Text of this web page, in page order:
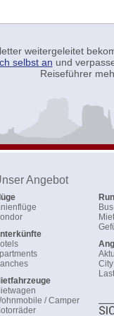
weitergeleitet
selbst an und
Reiseführer
Angebot
/ Camper